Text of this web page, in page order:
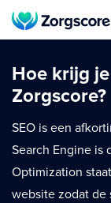
Hoe krijg
Zorgscore?
SEO is een
Search Engine is
Optimization
website zodat de